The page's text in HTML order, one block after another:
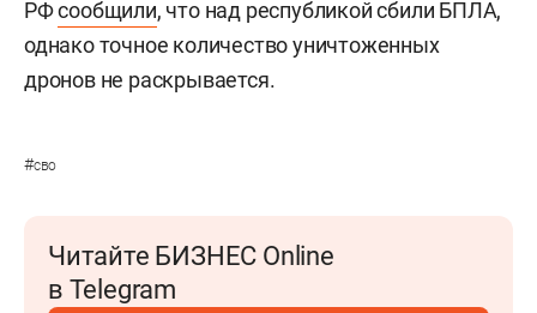
РФсообщили, что над республикой сбили БПЛА,
однако точное количество уничтоженных
дронов не раскрывается.
#сво
Читайте БИЗНЕС Online
в Telegram